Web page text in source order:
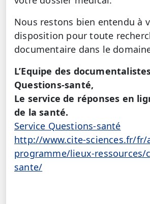
Nous restons bien entendu à
disposition pour toute
documentaire dans le
L’Equipe des
Questions-santé,
Le service de réponses en
de la santé.
Service Questions-santé
http://www.cite-sciences.fr/fr/
programme/lieux-ressources/
sante/